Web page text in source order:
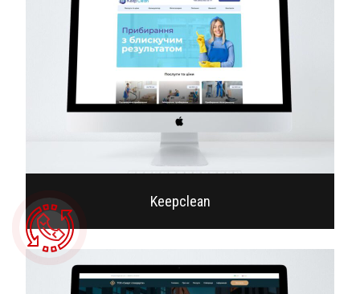
Keepclean